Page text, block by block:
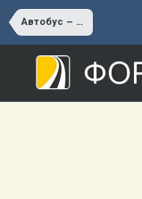
Автобус – троллейбус - трамвай